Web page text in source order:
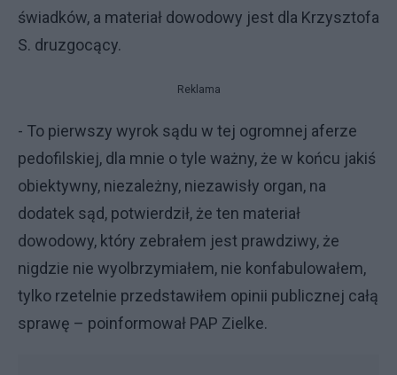
świadków, a materiał dowodowy jest dla Krzysztofa
S. druzgocący.
Reklama
- To pierwszy wyrok sądu w tej ogromnej aferze
pedofilskiej, dla mnie o tyle ważny, że w końcu jakiś
obiektywny, niezależny, niezawisły organ, na
dodatek sąd, potwierdził, że ten materiał
dowodowy, który zebrałem jest prawdziwy, że
nigdzie nie wyolbrzymiałem, nie konfabulowałem,
tylko rzetelnie przedstawiłem opinii publicznej całą
sprawę – poinformował PAP Zielke.